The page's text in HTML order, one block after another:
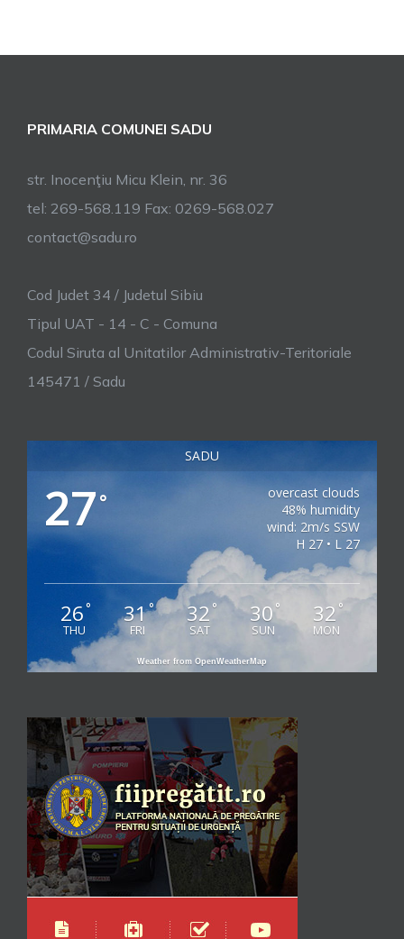
PRIMARIA COMUNEI SADU
str. Inocenţiu Micu Klein, nr. 36
tel: 269-568.119 Fax: 0269-568.027
contact@sadu.ro
Cod Judet 34 / Judetul Sibiu
Tipul UAT - 14 - C - Comuna
Codul Siruta al Unitatilor Administrativ-Teritoriale
145471 / Sadu
SADU
27°
overcast clouds
48% humidity
wind: 2m/s SSW
H 27 • L 27
26°
THU
31°
FRI
32°
SAT
30 °
SUN
32 °
MON
Weather from OpenWeatherMap